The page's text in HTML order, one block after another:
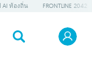
AI ท้องถิ่น FRONTLINE 2042